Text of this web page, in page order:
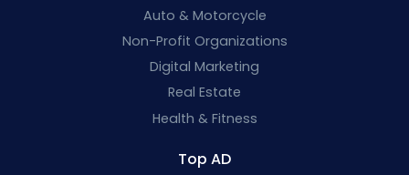
Auto & Motorcycle
Non-Profit Organizations
Digital Marketing
Real Estate
Health & Fitness
Top AD